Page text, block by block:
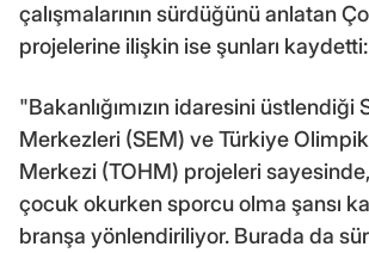
çalışmalarının sürdüğünü anlatan
projelerine ilişkin ise şunları kaydetti:
"Bakanlığımızın idaresini üstlendiği
Merkezleri (SEM) ve Türkiye Olimpik
Merkezi (TOHM) projeleri
çocuk okurken sporcu olma şansı
branşa yönlendiriliyor. Burada da